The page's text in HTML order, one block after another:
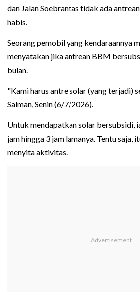
dan Jalan Soebrantas tidak ada
habis.
Seorang pemobil yang kendaraannya
menyatakan jika antrean BBM
bulan.
"Kami harus antre solar (yang terjadi)
Salman, Senin (6/7/2026).
Untuk mendapatkan solar bersubsidi,
jam hingga 3 jam lamanya. Tentu saja,
menyita aktivitas.